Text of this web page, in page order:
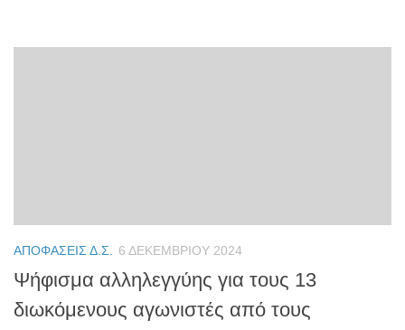
ΑΠΟΦΆΣΕΙΣ Δ.Σ. 6 ΔΕΚΕΜΒΡΊΟΥ 2024
Ψήφισμα αλληλεγγύης για τους 13
διωκόμενους αγωνιστές από τους